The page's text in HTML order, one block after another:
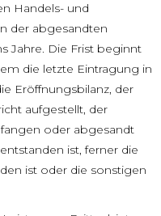
Handels- und
der abgesandten
Jahre. Die Frist beginnt
die letzte Eintragung in
Eröffnungsbilanz, der
aufgestellt, der
oder abgesandt
ist, ferner die
ist oder die sonstigen